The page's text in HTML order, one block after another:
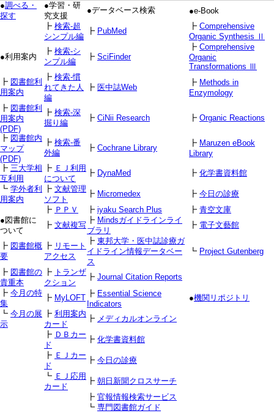
●調べる・
探す
●学習・研
究支援
●データベース検索
●e-Book
┣ 検索-超
シンプル編
┣ PubMed
┣ Comprehensive
Organic Synthesis Ⅱ
●利用案内
┣ 検索-シ
ンプル編
┣ SciFinder
┣ Comprehensive
Organic
Transformations Ⅲ
┣ 図書館利
用案内
┣ 検索-慣
れてきた人
編
┣ 医中誌Web
┣ Methods in
Enzymology
┣ 図書館利
用案内
(PDF)
┣ 検索-深
掘り編
┣ CiNii Research ┣ Organic Reactions
┣ 図書館内
マップ
(PDF)
┣ 検索-番
外編
┣ Cochrane Library
┣ Maruzen eBook
Library
┣ 三大学相
互利用
┣ ＥＪ利用
について
┣ DynaMed ┣ 化学書資料館
┗ 学外者利
用案内
┣ 文献管理
ソフト
┣ Micromedex ┣ 今日の診療
┣ ＰＰＶ ┣ iyaku Search Plus ┣ 青空文庫
●図書館に
ついて
┣ 文献複写
┣ Mindsガイドラインライ
ブラリ
┣ 電子文藝館
┣ 図書館概
要
┣ リモート
アクセス
┣ 東邦大学・医中誌診療ガ
イドライン情報データベー
ス
┗ Project Gutenberg
┣ 図書館の
貴重本
┣ トランザ
クション
┣ Journal Citation Reports
┣ 今月の特
集
┣ MyLOFT ┣ Essential Science
Indicators
●機関リポジトリ
┗ 今月の展
示
┣ 利用案内
カード
┣ メディカルオンライン
┣ ＤＢカー
ド
┣ 化学書資料館
┣ ＥＪカー
ド
┣ 今日の診療
┗ ＥＪ応用
カード
┣ 朝日新聞クロスサーチ
┣ 官報情報検索サービス
┗ 専門図書館ガイド